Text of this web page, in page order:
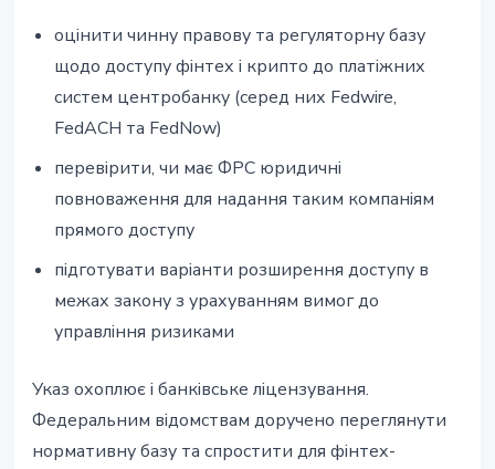
оцінити чинну правову та регуляторну базу
щодо доступу фінтех і крипто до платіжних
систем центробанку (серед них Fedwire,
FedACH та FedNow)
перевірити, чи має ФРС юридичні
повноваження для надання таким компаніям
прямого доступу
підготувати варіанти розширення доступу в
межах закону з урахуванням вимог до
управління ризиками
Указ охоплює і банківське ліцензування.
Федеральним відомствам доручено переглянути
нормативну базу та спростити для фінтех-